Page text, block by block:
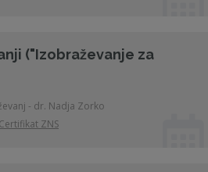
("Izobraževanje za
- dr. Nadja Zorko
Certifikat ZNS